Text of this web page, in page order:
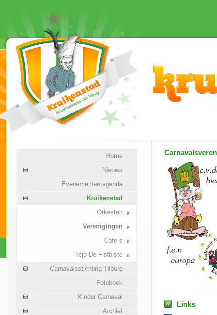
Home
Nieuws
Evenementen agenda
Kruikenstad
Orkesten
Verenigingen
Cafe´s
Tcjo De Fistbiste
Carnavalsstichting Tilburg
Fotoboek
Kinder Carnaval
Archief
Links